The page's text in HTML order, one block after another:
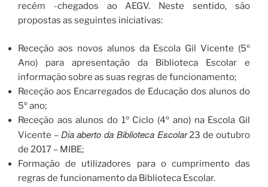
recém -chegados ao AEGV. Neste sentido, são
propostas as seguintes iniciativas:
Receção aos novos alunos da Escola Gil Vicente (5º
Ano) para apresentação da Biblioteca Escolar e
informação sobre as suas regras de funcionamento;
Receção aos Encarregados de Educação dos alunos do
5º ano;
Receção aos alunos do 1º Ciclo (4º ano) na Escola Gil
Vicente – Dia aberto da Biblioteca Escolar23 de outubro
de 2017 – MIBE;
Formação de utilizadores para o cumprimento das
regras de funcionamento da Biblioteca Escolar.